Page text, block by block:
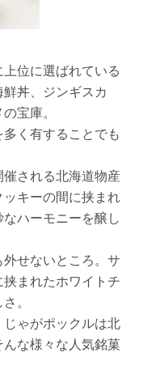
位に選ばれている
丼、ジンギスカ
宝庫。
く有することでも
される北海道物産
キーの間に挟まれ
ハーモニーを醸し
せないところ。サ
まれたホワイトチ
。
ゃがポックルは北
な様々な人気銘菓